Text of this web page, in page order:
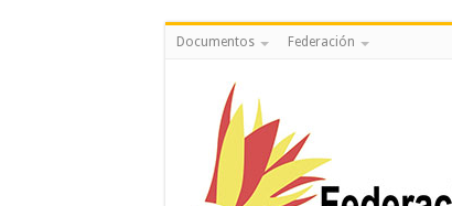
Documentos Federación